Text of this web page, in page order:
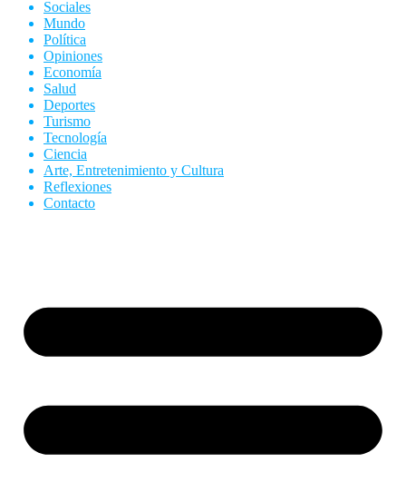
Sociales
Mundo
Política
Opiniones
Economía
Salud
Deportes
Turismo
Tecnología
Ciencia
Arte, Entretenimiento y Cultura
Reflexiones
Contacto